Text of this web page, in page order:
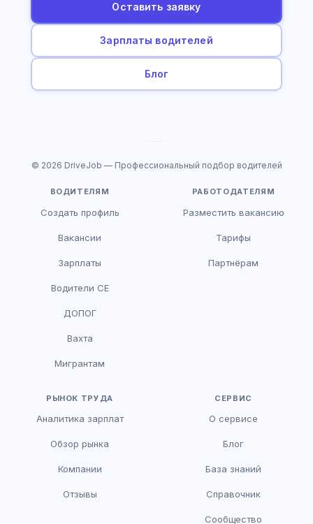
Оставить заявку
Зарплаты водителей
Блог
© 2026 DriveJob — Профессиональный подбор водителей
ВОДИТЕЛЯМ
Создать профиль
Вакансии
Зарплаты
Водители CE
ДОПОГ
Вахта
Мигрантам
РАБОТОДАТЕЛЯМ
Разместить вакансию
Тарифы
Партнёрам
РЫНОК ТРУДА
Аналитика зарплат
Обзор рынка
Компании
Отзывы
СЕРВИС
О сервисе
Блог
База знаний
Справочник
Сообщество
HR-консультант
Здравствуйте! Я AI-консультант DriveJob.
помочь?